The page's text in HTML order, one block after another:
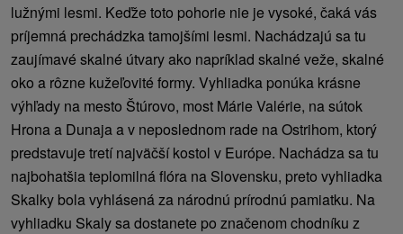
lužnými lesmi. Keďže toto pohorie nie je vysoké, čaká vás
príjemná prechádzka tamojšími lesmi. Nachádzajú sa tu
zaujímavé skalné útvary ako napríklad skalné veže, skalné
oko a rôzne kužeľovité formy. Vyhliadka ponúka krásne
výhľady na mesto Štúrovo, most Márie Valérie, na sútok
Hrona a Dunaja a v neposlednom rade na Ostrihom, ktorý
predstavuje tretí najväčší kostol v Európe. Nachádza sa tu
najbohatšia teplomilná flóra na Slovensku, preto vyhliadka
Skalky bola vyhlásená za národnú prírodnú pamiatku. Na
vyhliadku Skaly sa dostanete po značenom chodníku z